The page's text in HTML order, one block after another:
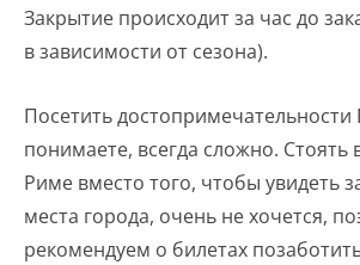
Закрытие происходит за час до
в зависимости от сезона).
Посетить достопримечательности
понимаете, всегда сложно. Стоять
Риме вместо того, чтобы увидеть
места города, очень не хочется,
рекомендуем о билетах